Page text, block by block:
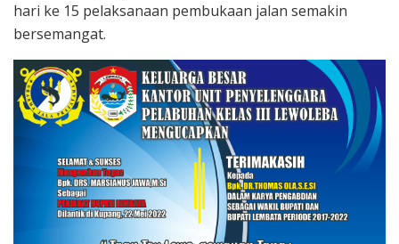
hari ke 15 pelaksanaan pembukaan jalan semakin
bersemangat.